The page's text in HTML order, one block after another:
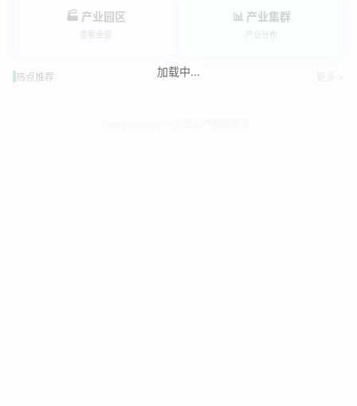
🏭 产业园区
查看全部
📊 产业集群
产业分布
热点推荐 加载中...